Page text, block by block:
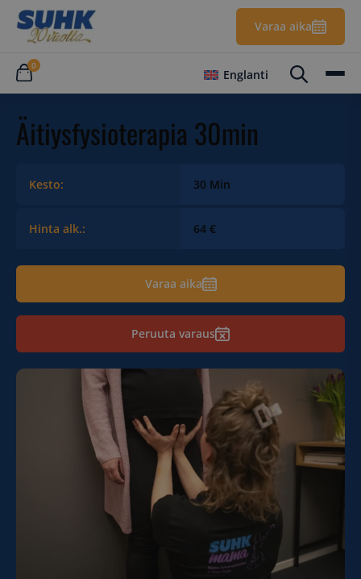
Varaa aika
0
Englanti
Äitiysfysioterapia 30min
Kesto: 30 Min
Hinta alk.: 64 €
Varaa aika
Peruuta varaus